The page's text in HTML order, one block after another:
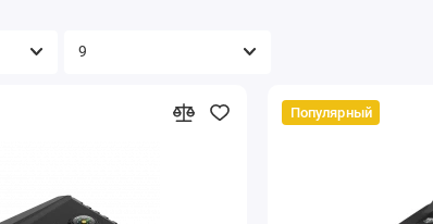
Популярный